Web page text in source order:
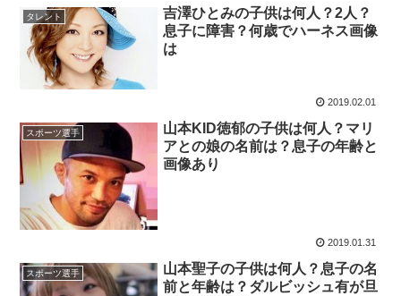
タレント
吉澤ひとみの子供は何人？2人？
息子に障害？何歳でハーネス画像
は
2019.02.01
スポーツ選手
山本KID徳郁の子供は何人？マリ
アとの娘の名前は？息子の年齢と
画像あり
2019.01.31
スポーツ選手
山本聖子の子供は何人？息子の名
前と年齢は？ダルビッシュ有が旦